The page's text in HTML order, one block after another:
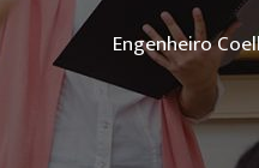
Engenheiro